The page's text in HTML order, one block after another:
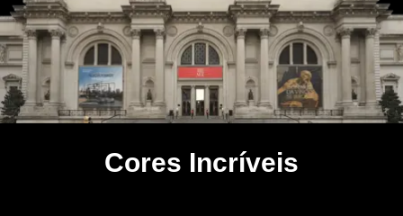
Cores Incríveis